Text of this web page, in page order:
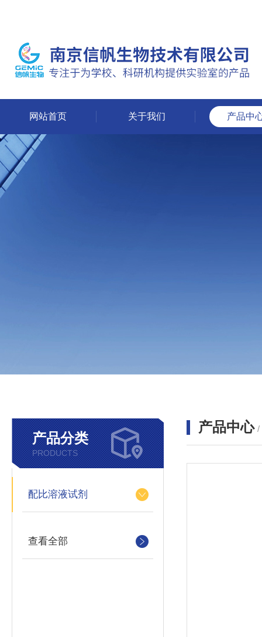
网站首页 关于我们 产品中
产品分类
PRODUCTS
配比溶液试剂
查看全部
产品中心 /